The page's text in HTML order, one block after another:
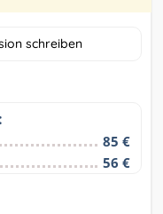
schreiben
85 €
56 €